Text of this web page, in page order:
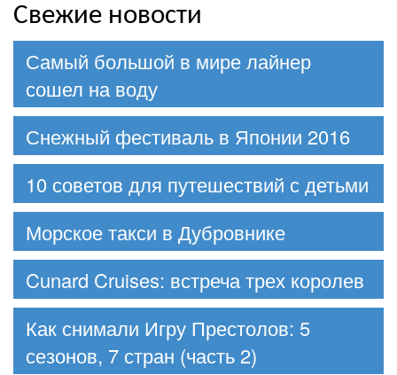
Свежие новости
Самый большой в мире лайнер
сошел на воду
Снежный фестиваль в Японии 2016
10 советов для путешествий с детьми
Морское такси в Дубровнике
Cunard Cruises: встреча трех королев
Как снимали Игру Престолов: 5
сезонов, 7 стран (часть 2)